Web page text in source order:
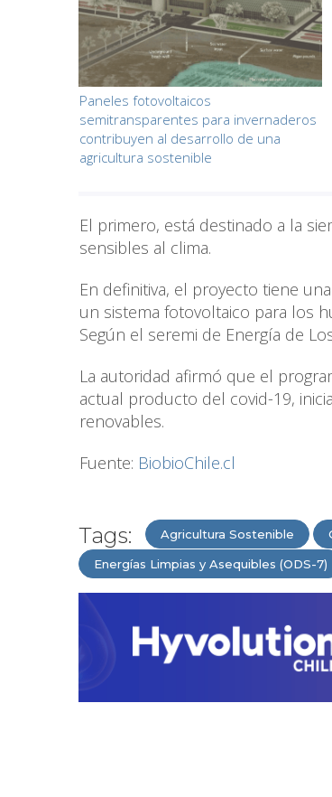
Paneles fotovoltaicos
semitransparentes para invernaderos
contribuyen al desarrollo de una
agricultura sostenible
El primero, está destinado a la
sensibles al clima.
En definitiva, el proyecto tiene
un sistema fotovoltaico para los
Según el seremi de Energía de
La autoridad afirmó que el
actual producto del covid-19,
renovables.
Fuente: BiobioChile.cl
Tags: Agricultura Sostenible
Energías Limpias y Asequibles (ODS-7)